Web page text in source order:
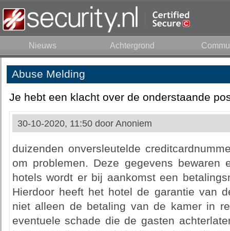
Nieuws Achtergrond
Abuse Melding
Je hebt een klacht over de onderstaande
30-10-2020, 11:50 door Anoniem
duizenden onversleutelde
om problemen. Deze gegevens
hotels wordt er bij aankomst een
Hierdoor heeft het hotel de garantie van
niet alleen de betaling van de kamer in
eventuele schade die de gasten